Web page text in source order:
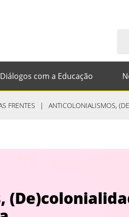
Diálogos com a Educação
FRENTES | ANTICOLONIALISMOS,